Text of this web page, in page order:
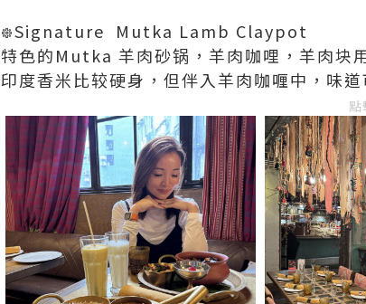
᪥Signature Mutka Lamb Claypot
特色的Mutka 羊肉砂锅，羊肉咖哩，羊肉块
印度香米比较硬身，但伴入羊肉咖喱中，味道
點